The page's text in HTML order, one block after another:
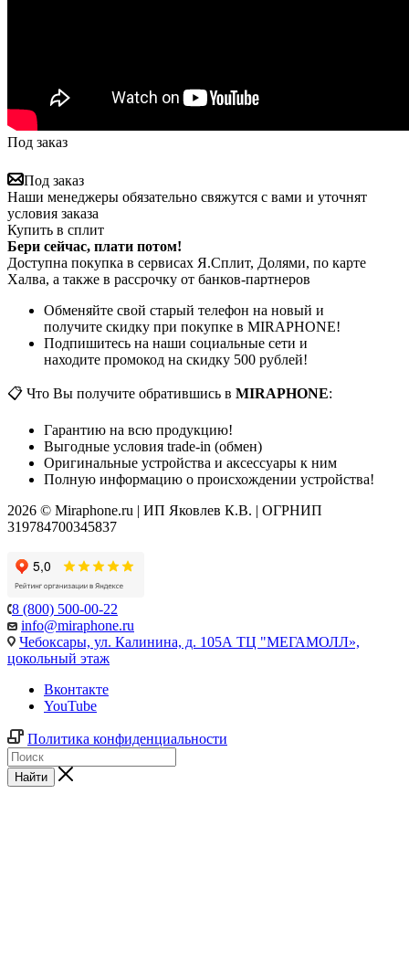
Под заказ
Под заказ
Наши менеджеры обязательно свяжутся с вами и уточнят
условия заказа
Купить в сплит
Бери сейчас, плати потом!
Доступна покупка в сервисах Я.Сплит, Долями, по карте
Халва, а также в рассрочку от банков-партнеров
Обменяйте свой старый телефон на новый и
получите скидку при покупке в MIRAPHONE!
Подпишитесь на наши социальные сети и
находите промокод на скидку 500 рублей!
📋 Что Вы получите обратившись в MIRAPHONE:
Гарантию на всю продукцию!
Выгодные условия trade-in (обмен)
Оригинальные устройства и аксессуары к ним
Полную информацию о происхождении устройства!
2026 © Miraphone.ru | ИП Яковлев К.В. | ОГРНИП
319784700345837
8 (800) 500-00-22
info@miraphone.ru
Чебоксары, ул. Калинина, д. 105А ТЦ "МЕГАМОЛЛ»,
цокольный этаж
Вконтакте
YouTube
Политика конфиденциальности
Найти